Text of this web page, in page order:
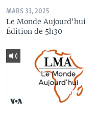
MARS 31, 2025
Le Monde Aujourd'hui
Édition de 5h30